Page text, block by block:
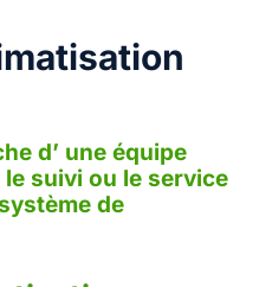
d’ une équipe
suivi ou le service
de